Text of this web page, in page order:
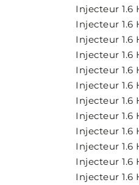
Injecteur 1.6
Injecteur 1.6
Injecteur 1.6
Injecteur 1.6
Injecteur 1.6
Injecteur 1.6
Injecteur 1.6
Injecteur 1.6
Injecteur 1.6
Injecteur 1.6
Injecteur 1.6
Injecteur 1.6